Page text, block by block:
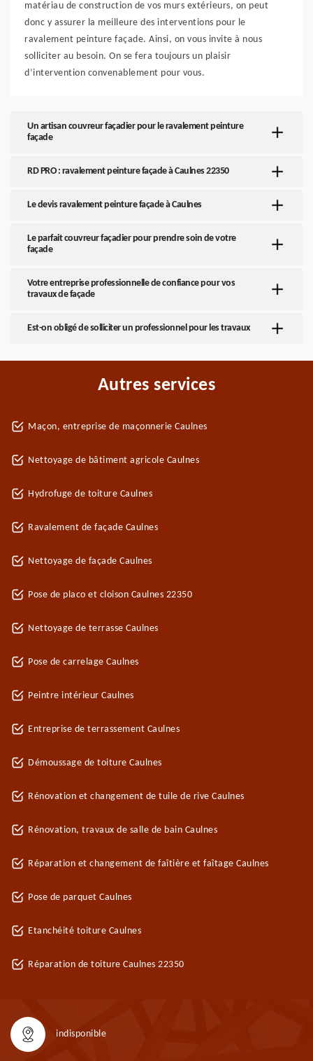
matériau de construction de vos murs extérieurs, on peut
donc y assurer la meilleure des interventions pour le
ravalement peinture façade. Ainsi, on vous invite à nous
solliciter au besoin. On se fera toujours un plaisir
d’intervention convenablement pour vous.
Un artisan couvreur façadier pour le ravalement peinture
façade
RD PRO : ravalement peinture façade à Caulnes 22350
Le devis ravalement peinture façade à Caulnes
Le parfait couvreur façadier pour prendre soin de votre
façade
Votre entreprise professionnelle de confiance pour vos
travaux de façade
Est-on obligé de solliciter un professionnel pour les travaux
Autres services
Maçon, entreprise de maçonnerie Caulnes
Nettoyage de bâtiment agricole Caulnes
Hydrofuge de toiture Caulnes
Ravalement de façade Caulnes
Nettoyage de façade Caulnes
Pose de placo et cloison Caulnes 22350
Nettoyage de terrasse Caulnes
Pose de carrelage Caulnes
Peintre intérieur Caulnes
Entreprise de terrassement Caulnes
Démoussage de toiture Caulnes
Rénovation et changement de tuile de rive Caulnes
Rénovation, travaux de salle de bain Caulnes
Réparation et changement de faîtière et faîtage Caulnes
Pose de parquet Caulnes
Etanchéité toiture Caulnes
Réparation de toiture Caulnes 22350
indisponible